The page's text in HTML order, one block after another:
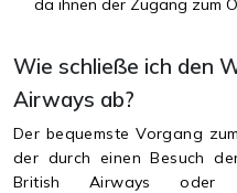
Wie schließe ich den
Airways ab?
Der bequemste Vorgang zum
der durch einen Besuch
British Airways oder